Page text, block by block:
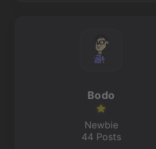
Bodo
Newbie
44 Posts